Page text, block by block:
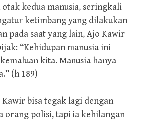
otak kedua manusia, seringkali
ketimbang yang dilakukan
pada saat yang lain, Ajo Kawir
“Kehidupan manusia ini
kita. Manusia hanya
(h 189)
bisa tegak lagi dengan
orang polisi, tapi ia kehilangan